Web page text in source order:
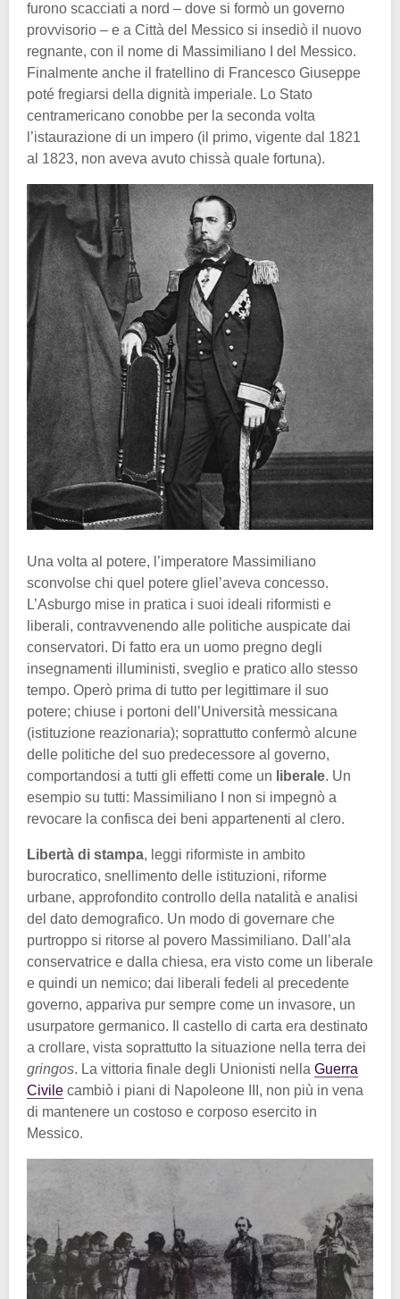
furono scacciati a nord – dove si formò un governo
provvisorio – e a Città del Messico si insediò il nuovo
regnante, con il nome di Massimiliano I del Messico.
Finalmente anche il fratellino di Francesco Giuseppe
poté fregiarsi della dignità imperiale. Lo Stato
centramericano conobbe per la seconda volta
l’istaurazione di un impero (il primo, vigente dal 1821
al 1823, non aveva avuto chissà quale fortuna).
Una volta al potere, l’imperatore Massimiliano
sconvolse chi quel potere gliel’aveva concesso.
L’Asburgo mise in pratica i suoi ideali riformisti e
liberali, contravvenendo alle politiche auspicate dai
conservatori. Di fatto era un uomo pregno degli
insegnamenti illuministi, sveglio e pratico allo stesso
tempo. Operò prima di tutto per legittimare il suo
potere; chiuse i portoni dell’Università messicana
(istituzione reazionaria); soprattutto confermò alcune
delle politiche del suo predecessore al governo,
comportandosi a tutti gli effetti come un liberale. Un
esempio su tutti: Massimiliano I non si impegnò a
revocare la confisca dei beni appartenenti al clero.
Libertà di stampa, leggi riformiste in ambito
burocratico, snellimento delle istituzioni, riforme
urbane, approfondito controllo della natalità e analisi
del dato demografico. Un modo di governare che
purtroppo si ritorse al povero Massimiliano. Dall’ala
conservatrice e dalla chiesa, era visto come un liberale
e quindi un nemico; dai liberali fedeli al precedente
governo, appariva pur sempre come un invasore, un
usurpatore germanico. Il castello di carta era destinato
a crollare, vista soprattutto la situazione nella terra dei
gringos. La vittoria finale degli Unionisti nella Guerra
Civile cambiò i piani di Napoleone III, non più in vena
di mantenere un costoso e corposo esercito in
Messico.